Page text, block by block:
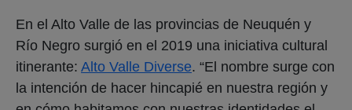
En el Alto Valle de las provincias de Neuquén y
Río Negro surgió en el 2019 una iniciativa cultural
itinerante: Alto Valle Diverse. “El nombre surge con
la intención de hacer hincapié en nuestra región y